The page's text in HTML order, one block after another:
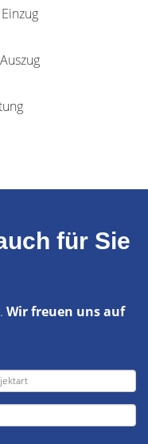
für Sie
Wir freuen uns auf